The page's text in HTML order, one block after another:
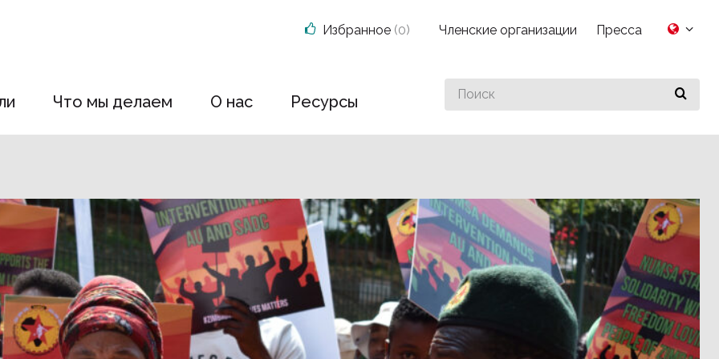
Что мы делаем О нас Ресурсы
Search
for
Избранное (0) Членские организации Пресса